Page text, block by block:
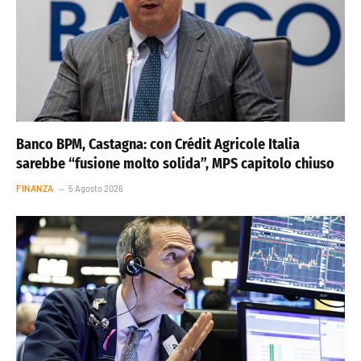
Banco BPM, Castagna: con Crédit Agricole Italia
sarebbe “fusione molto solida”, MPS capitolo chiuso
FINANZA 5 Agosto 2026